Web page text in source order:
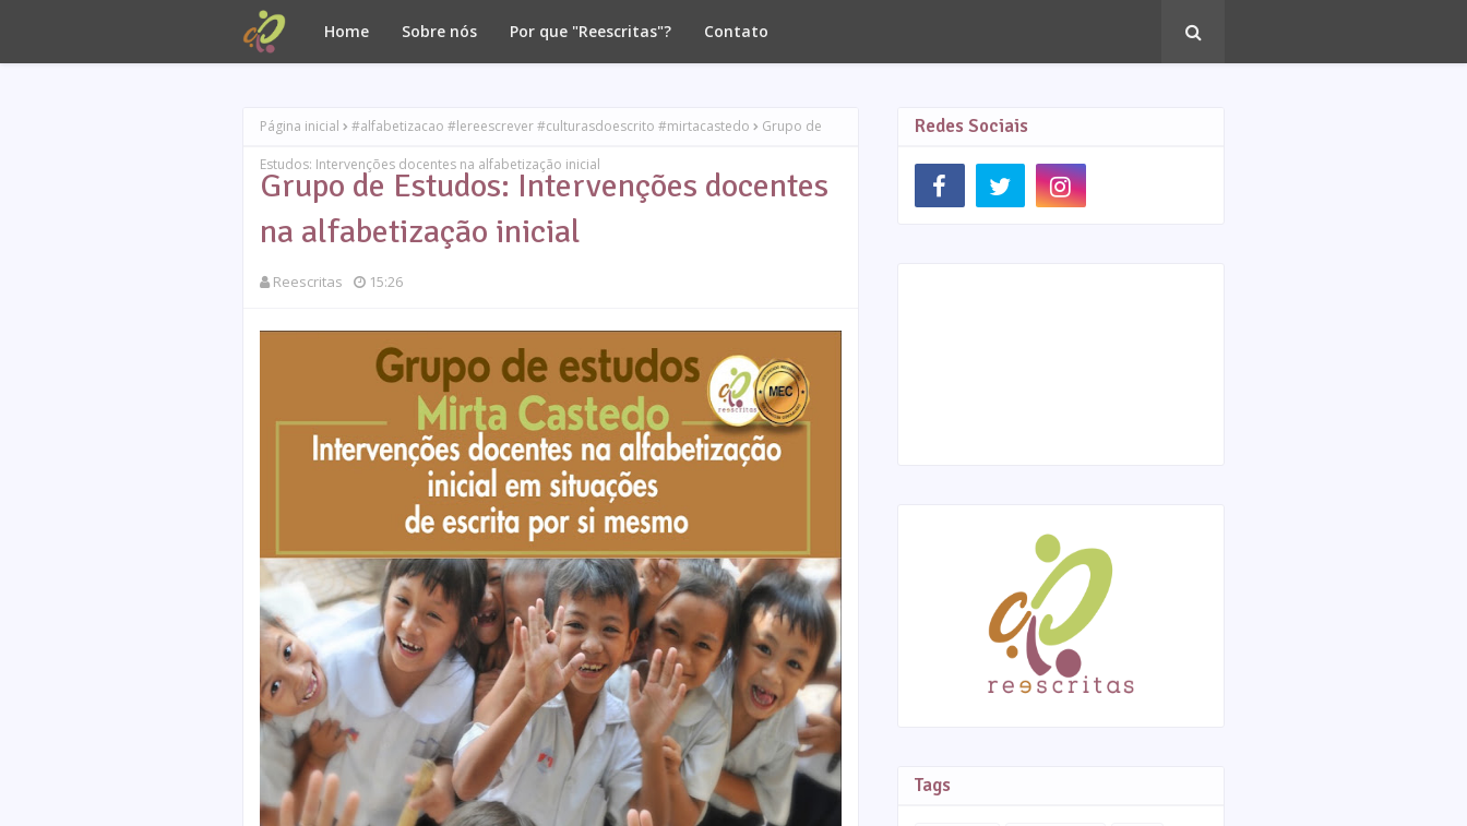
Home Sobre nós Por que "Reescritas"? Contato
Página inicial #alfabetizacao #lereescrever #culturasdoescrito #mirtacastedo Grupo de
Estudos: Intervenções docentes na alfabetização inicial
Grupo de Estudos: Intervenções docentes
na alfabetização inicial
Reescritas 15:26
Redes Sociais
Tags